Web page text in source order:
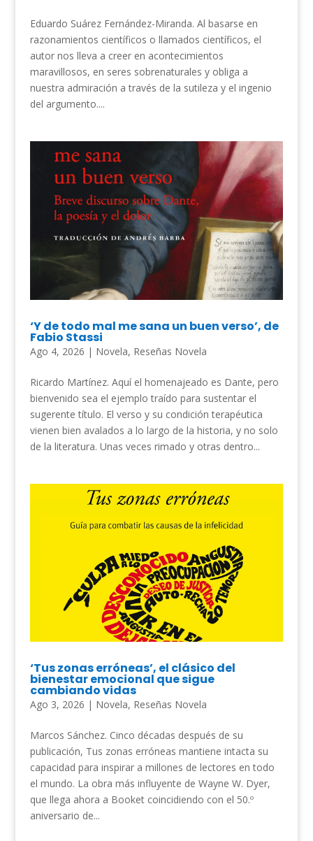
Eduardo Suárez Fernández-Miranda. Al basarse en
razonamientos científicos o llamados científicos, el
autor nos lleva a creer en acontecimientos
maravillosos, en seres sobrenaturales y obliga a
nuestra admiración a través de la sutileza y el ingenio
del argumento....
‘Y de todo mal me sana un buen verso’, de
Fabio Stassi
Ago 4, 2026 | Novela, Reseñas Novela
Ricardo Martínez. Aquí el homenajeado es Dante, pero
bienvenido sea el ejemplo traído para sustentar el
sugerente título. El verso y su condición terapéutica
vienen bien avalados a lo largo de la historia, y no solo
de la literatura. Unas veces rimado y otras dentro...
‘Tus zonas erróneas’, el clásico del
bienestar emocional que sigue
cambiando vidas
Ago 3, 2026 | Novela, Reseñas Novela
Marcos Sánchez. Cinco décadas después de su
publicación, Tus zonas erróneas mantiene intacta su
capacidad para inspirar a millones de lectores en todo
el mundo. La obra más influyente de Wayne W. Dyer,
que llega ahora a Booket coincidiendo con el 50.º
aniversario de...